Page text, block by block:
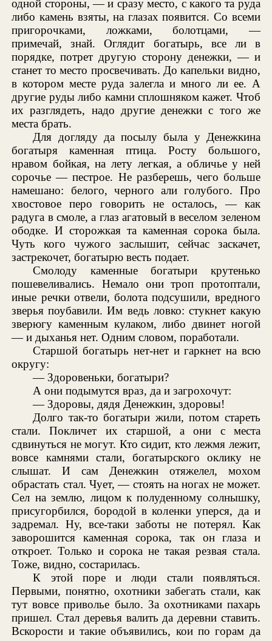
одной стороны, — и сразу место, с какого та руда
либо камень взяты, на глазах появится. Со всеми
пригорочками, ложками, болотцами, —
примечай, знай. Оглядит богатырь, все ли в
порядке, потрет другую сторону денежки, — и
станет то место просвечивать. До капельки видно,
в котором месте руда залегла и много ли ее. А
другие руды либо камни сплошняком кажет. Чтоб
их разглядеть, надо другие денежки с того же
места брать.
Для догляду да посылу была у Денежкина
богатыря каменная птица. Росту большого,
нравом бойкая, на лету легкая, а обличье у ней
сорочье — пестрое. Не разберешь, чего больше
намешано: белого, черного али голубого. Про
хвостовое перо говорить не осталось, — как
радуга в смоле, а глаз агатовый в веселом зеленом
ободке. И сторожкая та каменная сорока была.
Чуть кого чужого заслышит, сейчас заскачет,
застрекочет, богатырю весть подает.
Смолоду каменные богатыри крутенько
пошевеливались. Немало они троп протоптали,
иные речки отвели, болота подсушили, вредного
зверья поубавили. Им ведь ловко: стукнет какую
зверюгу каменным кулаком, либо двинет ногой
— и дыханья нет. Одним словом, поработали.
Старшой богатырь нет-нет и гаркнет на всю
округу:
— Здоровеньки, богатыри?
А они подымутся враз, да и загрохочут:
— Здоровы, дядя Денежкин, здоровы!
Долго так-то богатыри жили, потом стареть
стали. Покличет их старшой, а они с места
сдвинуться не могут. Кто сидит, кто лежмя лежит,
вовсе камнями стали, богатырского оклику не
слышат. И сам Денежкин отяжелел, мохом
обрастать стал. Чует, — стоять на ногах не может.
Сел на землю, лицом к полуденному солнышку,
присугорбился, бородой в коленки уперся, да и
задремал. Ну, все-таки заботы не потерял. Как
заворошится каменная сорока, так он глаза и
откроет. Только и сорока не такая резвая стала.
Тоже, видно, состарилась.
К этой поре и люди стали появляться.
Первыми, понятно, охотники забегать стали, как
тут вовсе приволье было. За охотниками пахарь
пришел. Стал деревья валить да деревни ставить.
Вскорости и такие объявились, кои по горам да